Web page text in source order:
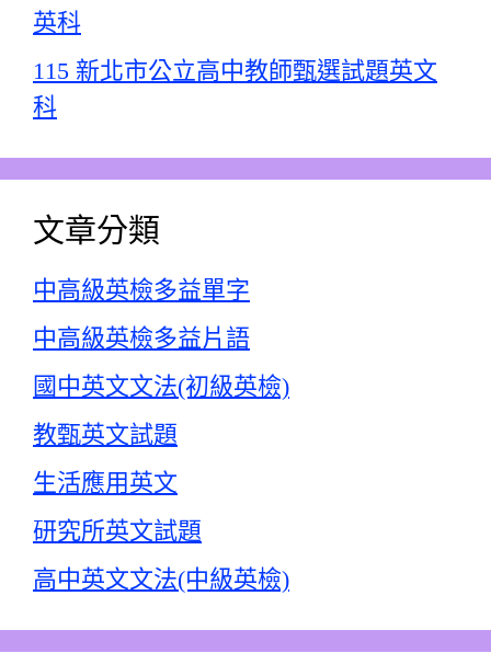
英科
115 新北市公立高中教師甄選試題英文
科
文章分類
中高級英檢多益單字
中高級英檢多益片語
國中英文文法(初級英檢)
教甄英文試題
生活應用英文
研究所英文試題
高中英文文法(中級英檢)